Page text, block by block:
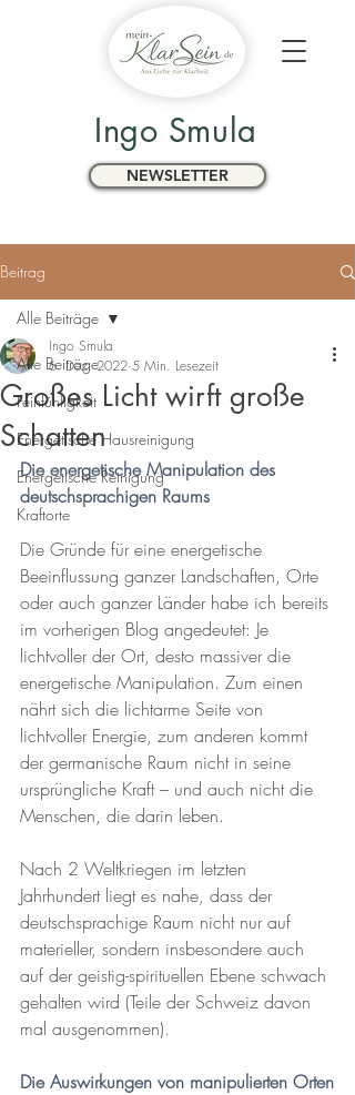
Ingo Smula
NEWSLETTER
Beitrag
Alle Beiträge
Feinfühligkeit
Energetische Hausreinigung
Energetische Reinigung
Kraftorte
Alle Beiträge
Großes Licht wirft große
Schatten
Ingo Smula
6. Dez. 2022 5 Min. Lesezeit
Die energetische Manipulation des
deutschsprachigen Raums
Die Gründe für eine energetische
Beeinflussung ganzer Landschaften, Orte
oder auch ganzer Länder habe ich bereits
im vorherigen Blog angedeutet: Je
lichtvoller der Ort, desto massiver die
energetische Manipulation. Zum einen
nährt sich die lichtarme Seite von
lichtvoller Energie, zum anderen kommt
der germanische Raum nicht in seine
ursprüngliche Kraft – und auch nicht die
Menschen, die darin leben.
Nach 2 Weltkriegen im letzten
Jahrhundert liegt es nahe, dass der
deutschsprachige Raum nicht nur auf
materieller, sondern insbesondere auch
auf der geistig-spirituellen Ebene schwach
gehalten wird (Teile der Schweiz davon
mal ausgenommen).
Die Auswirkungen von manipulierten Orten